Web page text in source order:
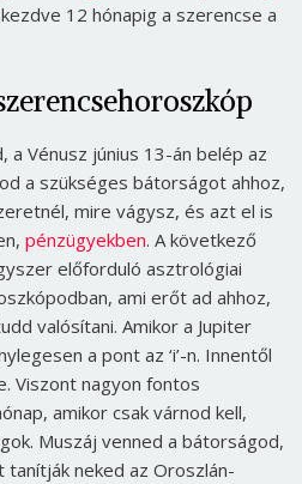
12 hónapig a szerencse a
a Vénusz június 13-án belép az
a szükséges bátorságot ahhoz,
mire vágysz, és azt el is
pénzügyekben. A következő
előforduló asztrológiai
ami erőt ad ahhoz,
valósítani. Amikor a Jupiter
a pont az ‘i’-n. Innentől
Viszont nagyon fontos
amikor csak várnod kell,
Muszáj venned a bátorságod,
neked az Oroszlán-